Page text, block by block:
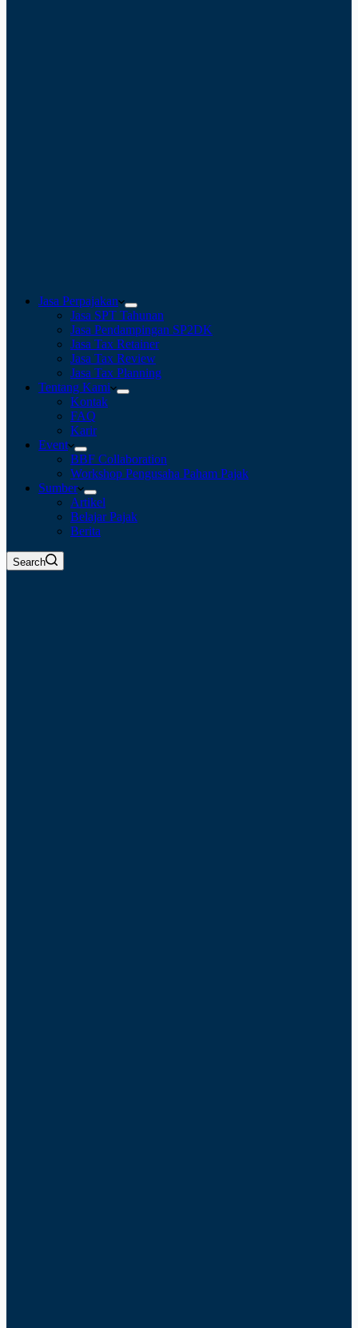
Jasa Perpajakan
Jasa SPT Tahunan
Jasa Pendampingan SP2DK
Jasa Tax Retainer
Jasa Tax Review
Jasa Tax Planning
Tentang Kami
Kontak
FAQ
Karir
Event
BBF Collaboration
Workshop Pengusaha Paham Pajak
Sumber
Artikel
Belajar Pajak
Berita
Search